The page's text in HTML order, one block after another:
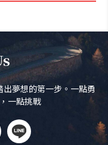
夢想的第一步。一點勇
一點挑戰